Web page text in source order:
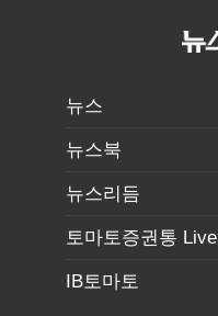
뉴스
뉴스북
뉴스리듬
토마토증권통 Live
IB토마토